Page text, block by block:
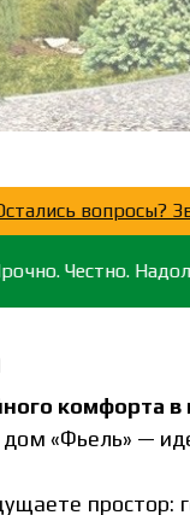
Остались
Надолго.
комфорта в
«Фьель» —
простор: